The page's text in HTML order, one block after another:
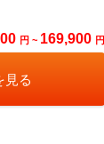
円 ~ 169,900 円
見る